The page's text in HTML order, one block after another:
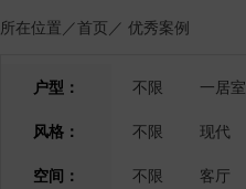
所在位置／首页 ／ 优秀案例
户型： 不限 一居室
风格：
不限 现代
空间：
不限 客厅